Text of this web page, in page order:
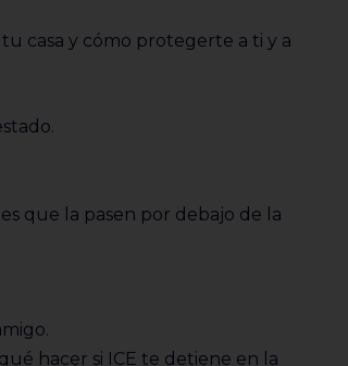
casa y cómo protegerte a ti y a
que la pasen por debajo de la
hacer si ICE te detiene en la